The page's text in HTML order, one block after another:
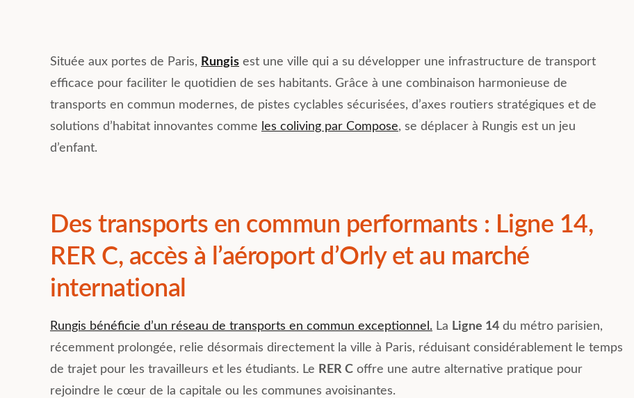
Située aux portes de Paris, Rungis est une ville qui a su développer une infrastructure de transport
efficace pour faciliter le quotidien de ses habitants. Grâce à une combinaison harmonieuse de
transports en commun modernes, de pistes cyclables sécurisées, d’axes routiers stratégiques et de
solutions d’habitat innovantes comme les coliving par Compose, se déplacer à Rungis est un jeu
d’enfant.
Des transports en commun performants : Ligne 14,
RER C, accès à l’aéroport d’Orly et au marché
international
Rungis bénéficie d’un réseau de transports en commun exceptionnel. La Ligne 14 du métro parisien,
récemment prolongée, relie désormais directement la ville à Paris, réduisant considérablement le temps
de trajet pour les travailleurs et les étudiants. Le RER C offre une autre alternative pratique pour
rejoindre le cœur de la capitale ou les communes avoisinantes.